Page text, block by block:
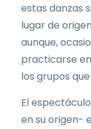
estas danzas
lugar de
aunque,
practicarse
los grupos
El
en su origen-